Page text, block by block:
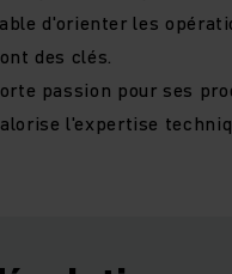
d'orienter les
des clés.
passion pour ses
l'expertise